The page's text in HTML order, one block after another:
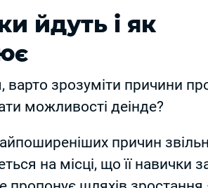
йдуть і як
зрозуміти причини
можливості деінде?
причин
на місці, що її навички